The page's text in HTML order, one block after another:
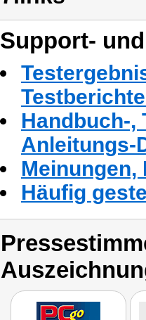
Support-
Handbuch-,
Anleitungs-
Häufig